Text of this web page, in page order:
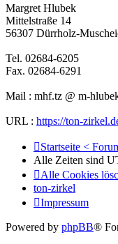
Margret Hlubek
Mittelstraße 14
56307 Dürrholz-
Tel. 02684-6205
Fax. 02684-6291
Mail : mhf.tz @ m-
URL : https://ton-
Startseite <
Alle Zeiten sind
Alle Cookies
ton-zirkel
Impressum
Powered by phpBB®